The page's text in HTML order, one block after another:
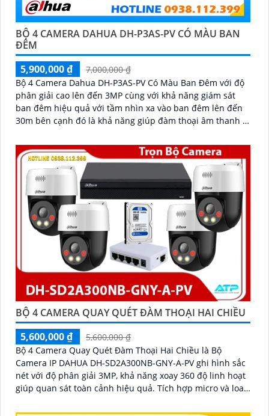
BỘ 4 CAMERA DAHUA DH-P3AS-PV CÓ MÀU BAN
ĐÊM
5,900,000 ₫
7,000,000 ₫
Bộ 4 Camera Dahua DH-P3AS-PV Có Màu Ban Đêm với độ
phân giải cao lên đến 3MP cùng với khả năng giám sát
ban đêm hiệu quả với tầm nhìn xa vào ban đêm lên đến
30m bên cạnh đó là khả năng giúp đàm thoại âm thanh 2
nhập
BỘ 4 CAMERA QUAY QUÉT ĐÀM THOẠI HAI CHIỀU
5,600,000 ₫
5,600,000 ₫
Bộ 4 Camera Quay Quét Đàm Thoại Hai Chiều là Bộ
Camera IP DAHUA DH-SD2A300NB-GNY-A-PV ghi hình sắc
nét với độ phân giải 3MP, khả năng xoay 360 độ linh hoạt
giúp quan sát toàn cảnh hiệu quả. Tích hợp micro và loa,